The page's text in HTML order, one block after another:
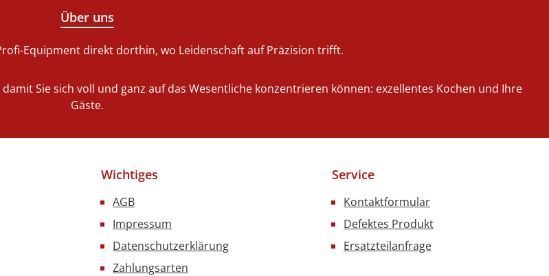
Über uns
Equipment direkt dorthin, wo Leidenschaft auf Präzision trifft.
Sie sich voll und ganz auf das Wesentliche konzentrieren können: exzellentes Kochen und Ihre
Gäste.
Wichtiges
AGB
Impressum
Datenschutzerklärung
Zahlungsarten
Service
Kontaktformular
Defektes Produkt
Ersatzteilanfrage